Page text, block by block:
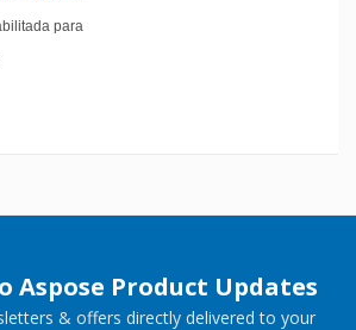
para
Aspose Product Updates
& offers directly delivered to your